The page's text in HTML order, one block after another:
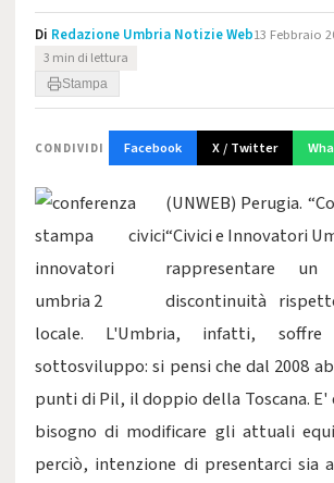
Di Redazione Umbria Notizie Web13 Febbraio
3 min di lettura
Stampa
CONDIVIDI Facebook X / Twitter
(UNWEB) Perugia.
“Civici e Innovatori
rappresentare
discontinuità
locale. L'Umbria, infatti,
sottosviluppo: si pensi che dal 2008
punti di Pil, il doppio della Toscana. E'
bisogno di modificare gli attuali
perciò, intenzione di presentarci sia